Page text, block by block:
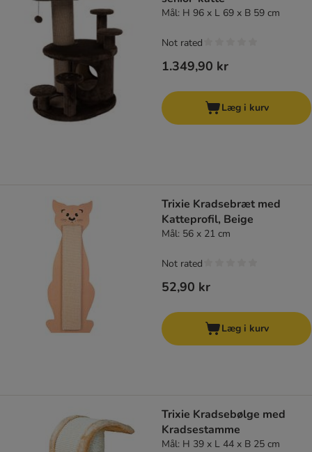
Mål: H 96 x L 69 x B 59 cm
1.349,90 kr
Not rated
Læg i kurv
Trixie Kradsebræt med
Katteprofil, Beige
Mål: 56 x 21 cm
52,90 kr
Not rated
Læg i kurv
Trixie Kradsebølge med
Kradsestamme
Mål: H 39 x L 44 x B 25 cm